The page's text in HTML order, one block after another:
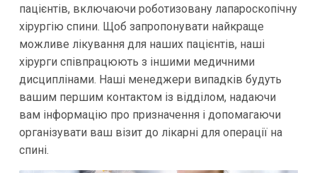
пацієнтів, включаючи роботизовану лапароскопічну
хірургію спини. Щоб запропонувати найкраще
можливе лікування для наших пацієнтів, наші
хірурги співпрацюють з іншими медичними
дисциплінами. Наші менеджери випадків будуть
вашим першим контактом із відділом, надаючи
вам інформацію про призначення і допомагаючи
організувати ваш візит до лікарні для операції на
спині.